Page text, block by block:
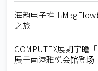
海韵电子推出
之旅
COMPUTEX展期宇瞻
展于南港雅悦会馆登场